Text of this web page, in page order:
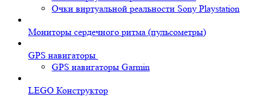
Очки виртуальной реальности Sony Playstation
Мониторы сердечного ритма (пульсометры)
GPS навигаторы
GPS навигаторы Garmin
LEGO Конструктор